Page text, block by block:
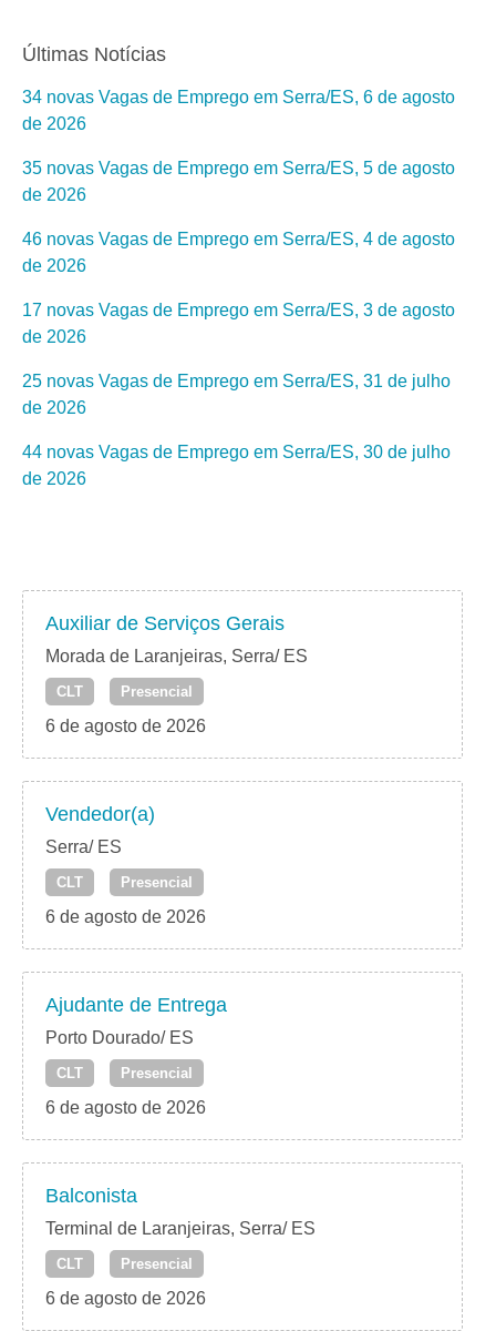
Últimas Notícias
34 novas Vagas de Emprego em Serra/ES, 6 de agosto
de 2026
35 novas Vagas de Emprego em Serra/ES, 5 de agosto
de 2026
46 novas Vagas de Emprego em Serra/ES, 4 de agosto
de 2026
17 novas Vagas de Emprego em Serra/ES, 3 de agosto
de 2026
25 novas Vagas de Emprego em Serra/ES, 31 de julho
de 2026
44 novas Vagas de Emprego em Serra/ES, 30 de julho
de 2026
Auxiliar de Serviços Gerais
Morada de Laranjeiras, Serra/ ES
CLT Presencial
6 de agosto de 2026
Vendedor(a)
Serra/ ES
CLT Presencial
6 de agosto de 2026
Ajudante de Entrega
Porto Dourado/ ES
CLT Presencial
6 de agosto de 2026
Balconista
Terminal de Laranjeiras, Serra/ ES
CLT Presencial
6 de agosto de 2026